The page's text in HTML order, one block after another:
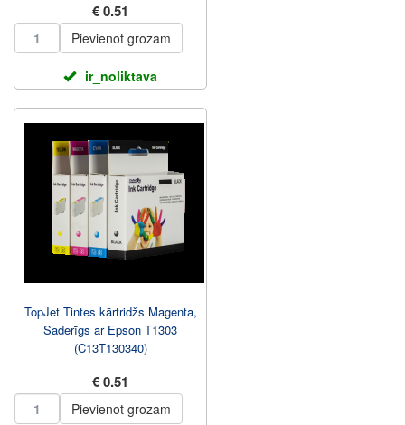
€ 0.51
Pievienot grozam
ir_noliktava
TopJet Tintes kārtridžs Magenta,
Saderīgs ar Epson T1303
(C13T130340)
€ 0.51
Pievienot grozam